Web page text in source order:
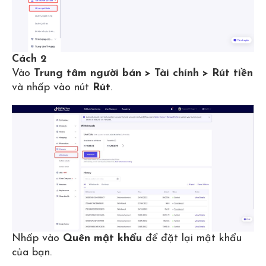
Cách 2
Vào Trung tâm người bán > Tài chính > Rút tiền
và nhấp vào nút Rút.
Nhấp vào Quên mật khẩu để đặt lại mật khẩu
của bạn.